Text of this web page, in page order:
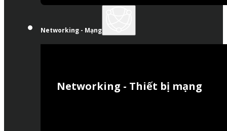
Networking - Mạng
Networking - Thiết bị mạng